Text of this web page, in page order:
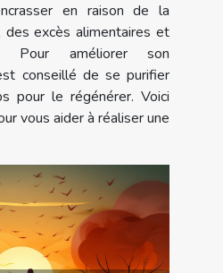
en raison de la
excès alimentaires et
Pour améliorer son
conseillé de se purifier
pour le régénérer. Voici
vous aider à réaliser une